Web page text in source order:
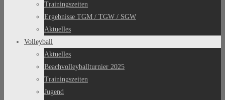
Trainingszeiten
Ergebnisse TGM / TGW / SGW
Aktuelles
Volleyball
Aktuelles
Beachvolleyballturnier 2025
Trainingszeiten
Jugend